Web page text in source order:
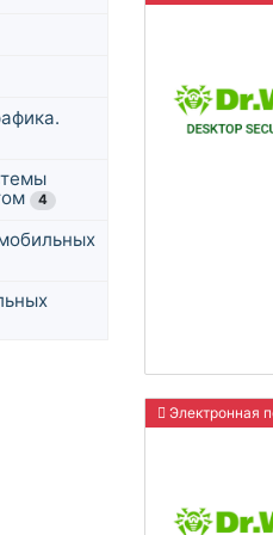
4
Электронная